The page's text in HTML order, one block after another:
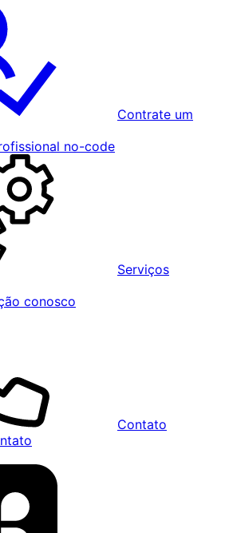
Contrate um
no-code
Serviços
conosco
Contato